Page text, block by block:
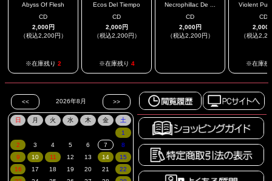
Abyss Of Flesh
CD
2,000円
（税込2,200円）
※在庫残り 2
Ecos Del Tiempo
CD
2,000円
（税込2,200円）
※在庫残り 4
Necrophillac De ...
CD
2,000円
（税込2,200円）
Violent
CD
2,000
（税込
※在庫残